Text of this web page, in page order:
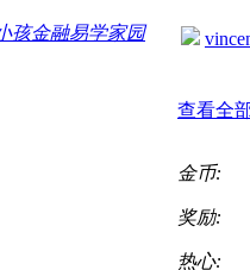
查看全
金币:
奖励:
热心: